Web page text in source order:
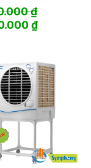
₫
₫.
₫Giá
là: